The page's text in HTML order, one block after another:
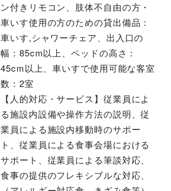
ン付きリモコン、肢体不自由の方・
車いす使用の方のための貸出備品：
車いす,シャワーチェア、出入口の
幅：85cm以上、ベッドの高さ：
45cm以上、車いすで使用可能な客室
数：2室
【人的対応・サービス】従業員によ
る施設内設備や操作方法の説明、従
業員による施設内移動時のサポー
ト、従業員による⾷事会場における
サポート、従業員による筆談対応、
食事の提供のフレキシブルな対応、